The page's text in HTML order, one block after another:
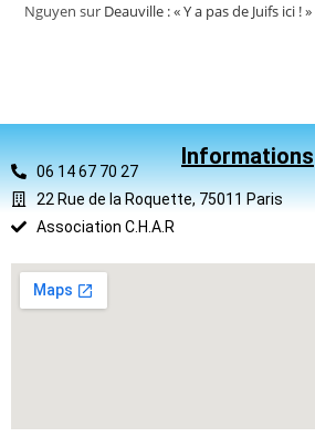
Nguyen sur Deauville : « Y a pas de Juifs ici ! »
Informations
06 14 67 70 27
22 Rue de la Roquette, 75011 Paris
Association C.H.A.R